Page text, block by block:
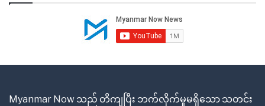
Myanmar Now သည် တိကျပြီး ဘက်လိုက်မှုမရှိသော သတင်း